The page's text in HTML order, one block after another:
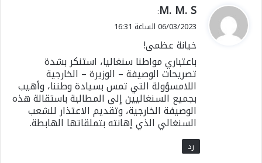
ي
ق
ل
M. M. S
:
06/03/2023 الساعة 16:31
خيانة عظمى!
باعتباري مواطنا سنغاليا، استنكر بشدة
تصريحات الوصيفة – الوزيرة – الخارجية
اللامسؤولة التي تمس بسيادة وطننا، وأهيب
بجميع السنغاليين إلى المطالبة باستقالة هذه
الوصيفة الخارجية، وتقديم الاعتذار للشعب
السنغالي الذي إهانته بتملقاتها الهابطة.
رد